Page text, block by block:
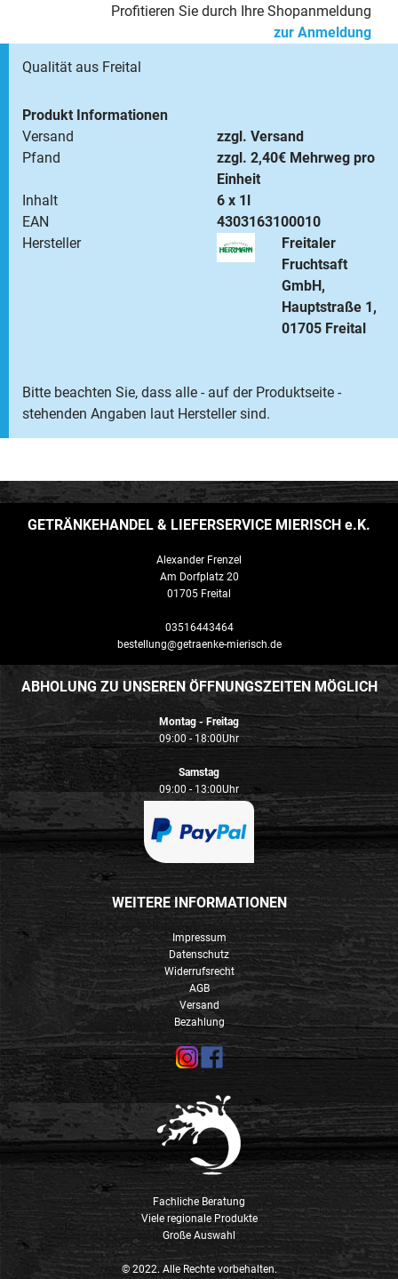
Profitieren Sie durch Ihre Shopanmeldung
zur Anmeldung
Qualität aus Freital
Produkt Informationen
Versand
zzgl. Versand
Pfand
zzgl. 2,40€ Mehrweg pro
Einheit
Inhalt
6 x 1l
EAN
4303163100010
Hersteller
Freitaler
Fruchtsaft
GmbH,
Hauptstraße 1,
01705 Freital
Bitte beachten Sie, dass alle - auf der Produktseite -
stehenden Angaben laut Hersteller sind.
GETRÄNKEHANDEL & LIEFERSERVICE MIERISCH e.K.
Alexander Frenzel
Am Dorfplatz 20
01705 Freital
03516443464
bestellung@getraenke-mierisch.de
ABHOLUNG ZU UNSEREN ÖFFNUNGSZEITEN MÖGLICH
Montag - Freitag
09:00 - 18:00Uhr
Samstag
09:00 - 13:00Uhr
WEITERE INFORMATIONEN
Impressum
Datenschutz
Widerrufsrecht
AGB
Versand
Bezahlung
Fachliche Beratung
Viele regionale Produkte
Große Auswahl
© 2022. Alle Rechte vorbehalten.